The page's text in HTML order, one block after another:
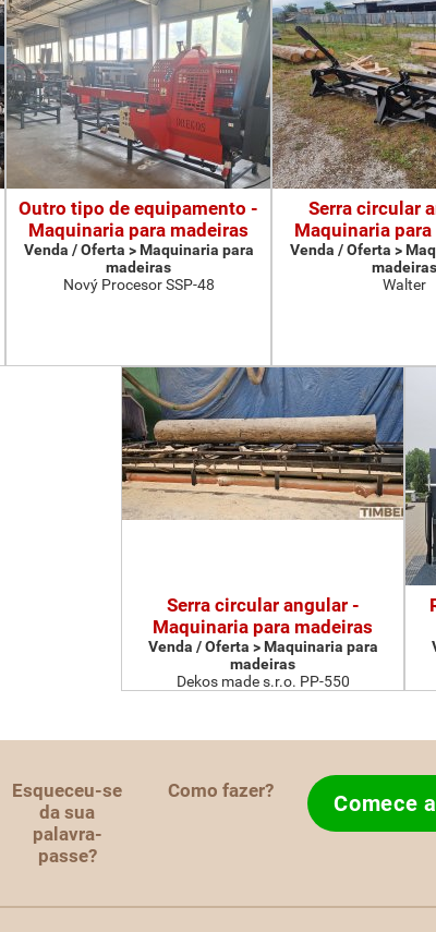
Outro tipo de equipamento -
Maquinaria para madeiras
Venda / Oferta > Maquinaria para
madeiras
Nový Procesor SSP-48
Serra circular
Maquinaria
Venda / Oferta >
madeiras
Walter
Serra circular angular -
Maquinaria para madeiras
Venda / Oferta > Maquinaria para
madeiras
Dekos made s.r.o. PP-550
Esqueceu-se
da sua
palavra-
passe?
Como fazer? Comece